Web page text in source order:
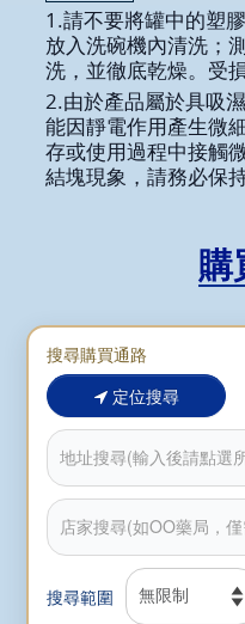
1.請不要將罐中的塑
放入洗碗機內清洗；
洗，並徹底乾燥。受
2.由於產品屬於具吸
能因靜電作用產生微
存或使用過程中接觸
結塊現象，請務必保
購
搜尋購買通路
定位搜尋
搜尋範圍